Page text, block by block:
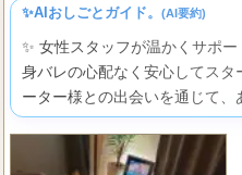
✨AIおしごとガイド。 (AI要約)
✨ 女性スタッフが温かくサポ
身バレの心配なく安心してス
ーター様との出会いを通じて
高い収入に繋がり、自分らし